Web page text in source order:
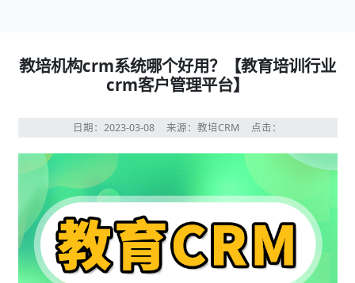
教培机构crm系统哪个好用？【教育培训行业
crm客户管理平台】
日期：2023-03-08 来源：教培CRM 点击：